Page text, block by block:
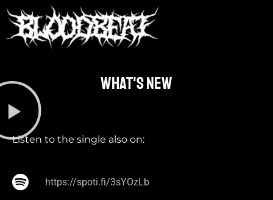
What's new​
Listen to the single also on:
https://spoti.fi/3sYOzLb